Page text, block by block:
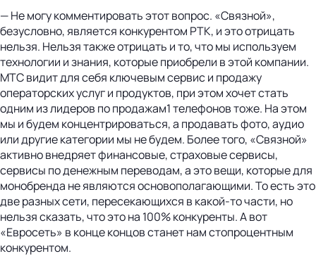
— Не могу комментировать этот вопрос. «Связной»,
безусловно, является конкурентом РТК, и это отрицать
нельзя. Нельзя также отрицать и то, что мы используем
технологии и знания, которые приобрели в этой компании.
МТС видит для себя ключевым сервис и продажу
операторских услуг и продуктов, при этом хочет стать
одним из лидеров по продажам1 телефонов тоже. На этом
мы и будем концентрироваться, а продавать фото, аудио
или другие категории мы не будем. Более того, «Связной»
активно внедряет финансовые, страховые сервисы,
сервисы по денежным переводам, а это вещи, которые для
монобренда не являются основополагающими. То есть это
две разных сети, пересекающихся в какой-то части, но
нельзя сказать, что это на 100% конкуренты. А вот
«Евросеть» в конце концов станет нам стопроцентным
конкурентом.